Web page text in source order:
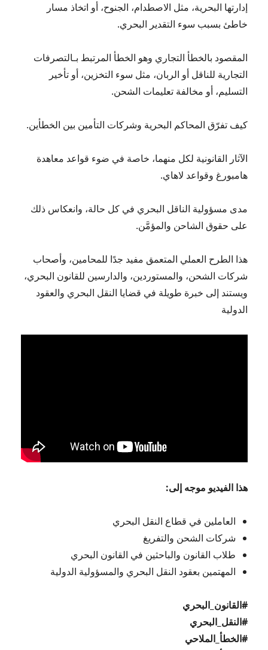
إدارتها البحرية، مثل الاصطدام، الجنوح، أو اتخاذ مسار
خاطئ بسبب سوء التقدير البحري.
المقصود بالخطأ التجاري وهو الخطأ المرتبط بـالتصرفات
التجارية للناقل أو الربان، مثل سوء التخزين، أو تأخير
التسليم، أو مخالفة تعليمات الشحن.
كيف تفرّق المحاكم البحرية وشركات التأمين بين الخطأين.
الآثار القانونية لكل منهما، خاصة في ضوء قواعد معاهدة
هامبورغ وقواعد لاهاي.
مدى مسؤولية الناقل البحري في كل حالة، وانعكاس ذلك
على حقوق الشاحن والمؤمَّن.
هذا الطرح العملي المتعمق مفيد جدًا للمحامين، وأصحاب
شركات الشحن، والمستوردين، والدارسين للقانون البحري،
ويستند إلى خبرة طويلة في قضايا النقل البحري والعقود
الدولية
هذا الفيديو موجه إلى:
العاملين في قطاع النقل البحري
شركات الشحن والتفريغ
طلاب القانون والباحثين في القانون البحري
المهتمين بعقود النقل البحري والمسؤولية الدولية
#القانون_البحري
#النقل_البحري
#الخطأ_الملاحي